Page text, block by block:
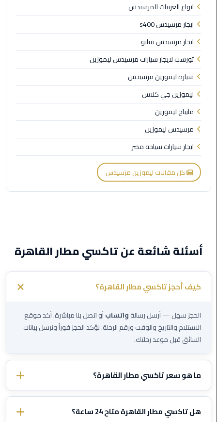
ليموزين
فيصل
ليموزين
من
مطار
برج
العرب
إلى
القاهرة
ليموزين
الهرم
ليموزين
الساحل
الشمالي
الفيوم
مطار
القاهرة
ليموزين
ليموزين
دهب
مكاتب
ليموزين
الاسكندرية
انواع العربيات المرسيدس
ايجار مرسيدس s400
ايجار مرسيدس فيانو
تورست لايجار سيارات مرسيدس ليموزين
سياره ليموزين مرسيدس
ليموزين جي كلاس
مايباخ ليموزين
مرسيدس ليموزين
ايجار سيارات سياحة مصر
كل مقالات ليموزين مرسيدس
أسئلة شائعة عن تاكسي مطار القاهرة
كيف أحجز تاكسي مطار القاهرة؟
الحجز سهل — أرسل رسالةواتسابأو اتصل بنا مباشرة. أكد موقع
الاستلام والتاريخ والوقت ورقم الرحلة. نؤكد الحجز فوراً ونرسل بيانات
السائق قبل موعد رحلتك.
ما هو سعر تاكسي مطار القاهرة؟
الأسعار تختلف حسب الوجهة ونوع السيارة. تواصل معنا عبر الواتساب
وأخبرنا بتفاصيل رحلتك وسنرسل لك سعراً ثابتاً مؤكداً — بدون رسوم
هل تاكسي مطار القاهرة متاح 24 ساعة؟